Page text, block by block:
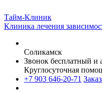
Тайм-Клиник
Клиника лечения
Соликамск
Звонок бесплатный
Круглосуточная
+7 903 646-20-71